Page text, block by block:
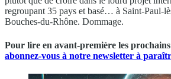
regroupant 35 pays et basé… à Saint-Paul-
Bouches-du-Rhône. Dommage.
Pour lire en avant-première les
abonnez-vous à notre newsletter à